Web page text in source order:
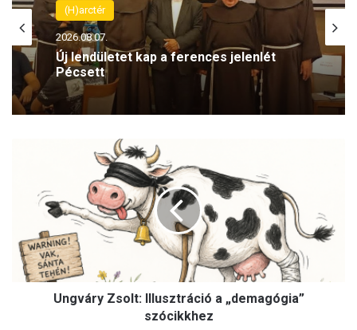
(H)arctér
2026.08.07.
Új lendületet kap a ferences jelenlét
Pécsett
Ungváry Zsolt: Illusztráció a „demagógia”
szócikkhez